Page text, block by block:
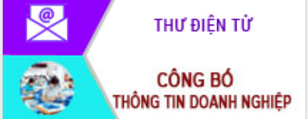
Ứng dụng sinh trắc học - Bước tiến
trong hành trình chuyển đổi số tại Đắk
Đắk Lắk nâng cao hiệu quả công tác
Đảng từ Sổ tay đảng viên điện tử
Đắk Lắk đẩy mạnh nuôi biển công
nghệ, hướng tới phát triển thủy sản
bền vững